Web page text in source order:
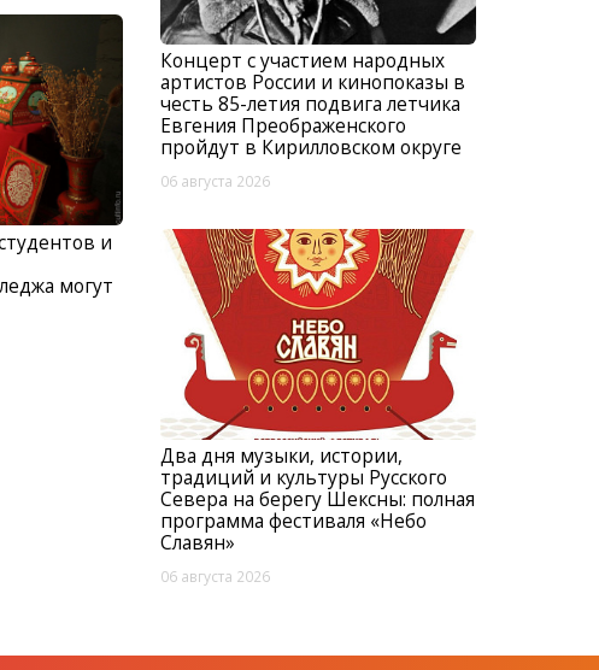
и
могут
Концерт с участием народных
артистов России и кинопоказы в
честь 85-летия подвига летчика
Евгения Преображенского
пройдут в Кирилловском округе
06 августа 2026
Два дня музыки, истории,
традиций и культуры Русского
Севера на берегу Шексны: полная
программа фестиваля «Небо
Славян»
06 августа 2026